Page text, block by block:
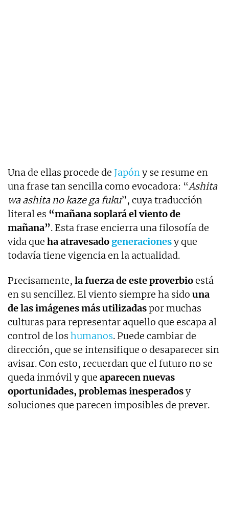
Una de ellas procede de Japóny se resume en
una frase tan sencilla como evocadora: “Ashita
wa ashita no kaze ga fuku”, cuya traducción
literal es “mañana soplará el viento de
mañana”. Esta frase encierra una filosofía de
vida que ha atravesado generacionesy que
todavía tiene vigencia en la actualidad.
Precisamente, la fuerza de este proverbioestá
en su sencillez. El viento siempre ha sido una
de las imágenes más utilizadaspor muchas
culturas para representar aquello que escapa al
control de los humanos. Puede cambiar de
dirección, que se intensifique o desaparecer sin
avisar. Con esto, recuerdan que el futuro no se
queda inmóvil y que aparecen nuevas
oportunidades, problemas inesperadosy
soluciones que parecen imposibles de prever.